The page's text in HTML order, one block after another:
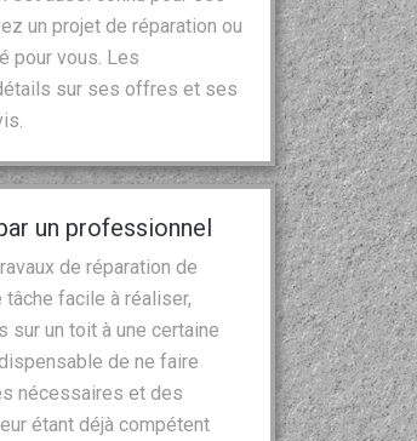
un projet de réparation ou
pour vous. Les
sur ses offres et ses
un professionnel
de réparation de
tâche facile à réaliser,
sur un toit à une certaine
de ne faire
nécessaires et des
étant déjà compétent